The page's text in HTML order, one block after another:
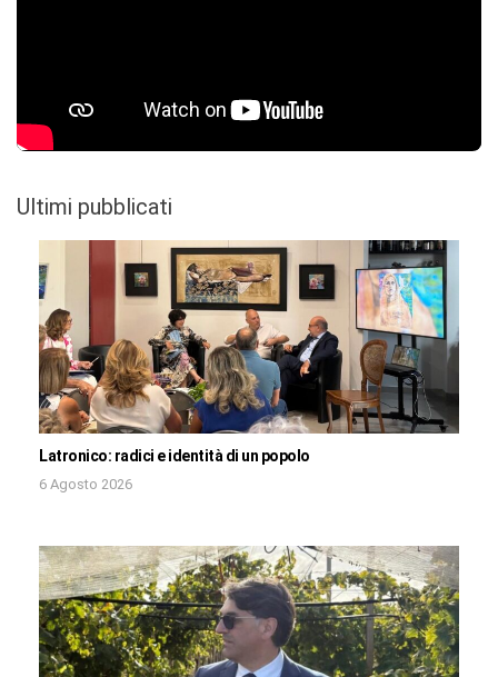
Ultimi pubblicati
Latronico: radici e identità di un popolo
6 Agosto 2026